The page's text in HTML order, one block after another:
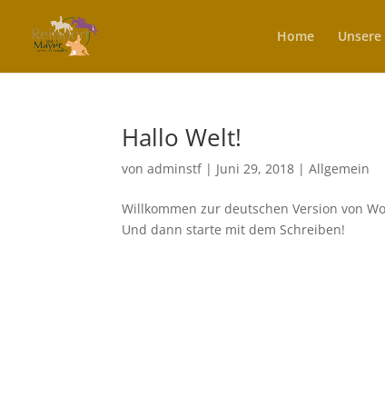
Home
Hallo Welt!
vonadminstf| Juni 29, 2018 |Allgemein
Willkommen zur deutschen Version von
Und dann starte mit dem Schreiben!